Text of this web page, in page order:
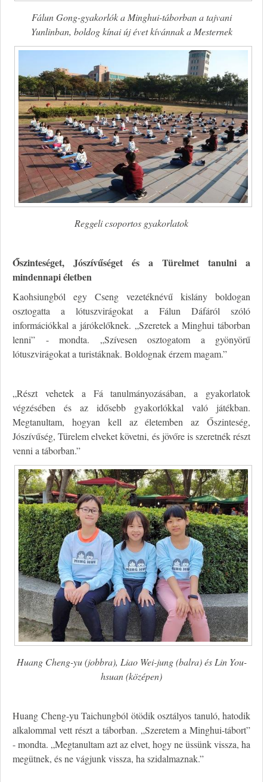
Fálun Gong-gyakorlók a Minghui-táborban a tajvani
Yunlinban, boldog kínai új évet kívánnak a Mesternek
Reggeli csoportos gyakorlatok
Őszinteséget, Jószívűséget és a Türelmet tanulni a
mindennapi életben
Kaohsiungból egy Cseng vezetéknévű kislány boldogan
osztogatta a lótuszvirágokat a Fálun Dáfáról szóló
információkkal a járókelőknek. „Szeretek a Minghui táborban
lenni” - mondta. „Szívesen osztogatom a gyönyörű
lótuszvirágokat a turistáknak. Boldognak érzem magam.”
„Részt vehetek a Fá tanulmányozásában, a gyakorlatok
végzésében és az idősebb gyakorlókkal való játékban.
Megtanultam, hogyan kell az életemben az Őszinteség,
Jószívűség, Türelem elveket követni, és jövőre is szeretnék részt
venni a táborban.”
Huang Cheng-yu (jobbra), Liao Wei-jung (balra) és Lin You-
hsuan (középen)
Huang Cheng-yu Taichungból ötödik osztályos tanuló, hatodik
alkalommal vett részt a táborban. „Szeretem a Minghui-tábort”
- mondta. „Megtanultam azt az elvet, hogy ne üssünk vissza, ha
megütnek, és ne vágjunk vissza, ha szidalmaznak.”